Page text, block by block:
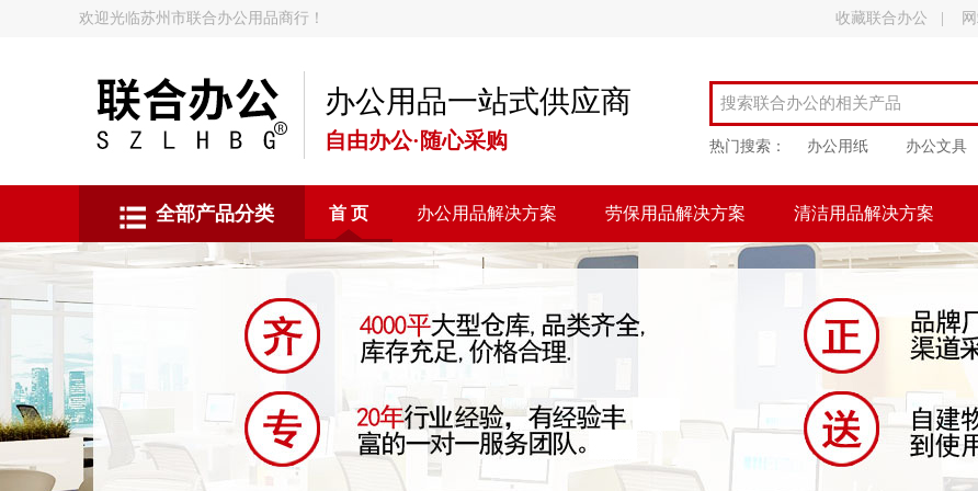
欢迎光临苏州市联合办公用品商行！ 收藏联合办公
办公用品一站式供应商
自由办公·随心采购 热门搜索： 办公用纸 办公文具
全部产品分类 首 页 办公用品解决方案 劳保用品解决方案 清洁用品解决方案